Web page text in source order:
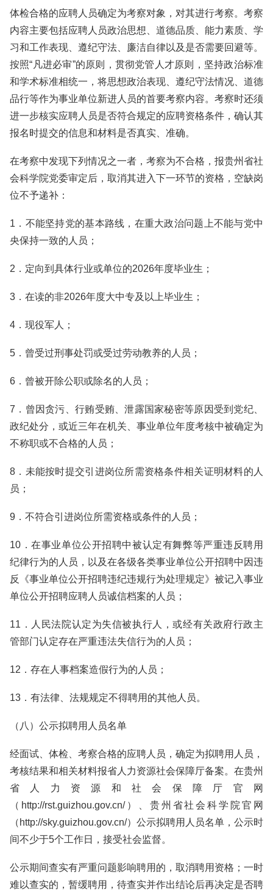
体检合格的应聘人员确定为考察对象，对其进行考察。考察
内容主要包括应聘人员政治思想、道德品质、能力素质、学
习和工作表现、遵纪守法、廉洁自律以及是否需要回避等。
按照“凡进必审”的原则，贯彻党管人才原则，坚持政治标准
和学术标准相统一，将思想政治表现、遵纪守法情况、道德
品行等作为事业单位新进人员的首要考察内容。考察时还须
进一步核实应聘人员是否符合规定的应聘资格条件，确认其
报名时提交的信息和材料是否真实、准确。
在考察中发现下列情况之一者，考察为不合格，报贵州省社
会科学院党委审定后，取消其进入下一环节的资格，空缺岗
位不予递补：
1．不能坚持党的基本路线，在重大政治问题上不能与党中
央保持一致的人员；
2．定向到具体行业或单位的2026年度毕业生；
3．在读的非2026年度大中专及以上毕业生；
4．现役军人；
5．曾受过刑事处罚或受过劳动教养的人员；
6．曾被开除公职或除名的人员；
7．曾因贪污、行贿受贿、泄露国家秘密等原因受到党纪、
政纪处分，或近三年在机关、事业单位年度考核中被确定为
不称职或不合格的人员；
8．未能按时提交引进岗位所需资格条件相关证明材料的人
员；
9．不符合引进岗位所需资格或条件的人员；
10．在事业单位公开招聘中被认定有舞弊等严重违反聘用
纪律行为的人员，以及在各级各类事业单位公开招聘中因违
反《事业单位公开招聘违纪违规行为处理规定》被记入事业
单位公开招聘应聘人员诚信档案的人员；
11．人民法院认定为失信被执行人，或经有关政府行政主
管部门认定存在严重违法失信行为的人员；
12．存在人事档案造假行为的人员；
13．有法律、法规规定不得聘用的其他人员。
（八）公示拟聘用人员名单
经面试、体检、考察合格的应聘人员，确定为拟聘用人员，
考核结果和相关材料报省人力资源社会保障厅备案。在贵州
省人力资源和社会保障厅官网
（http://rst.guizhou.gov.cn/）、贵州省社会科学院官网
（http://sky.guizhou.gov.cn/）公示拟聘用人员名单，公示时
间不少于5个工作日，接受社会监督。
公示期间查实有严重问题影响聘用的，取消聘用资格；一时
难以查实的，暂缓聘用，待查实并作出结论后再决定是否聘